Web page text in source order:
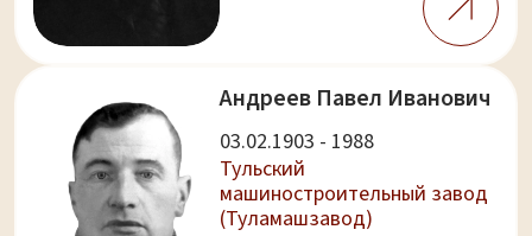
Андреев Павел Иванович
03.02.1903 - 1988
Тульский
машиностроительный завод
(Туламашзавод)